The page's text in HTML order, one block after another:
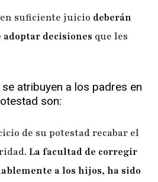
suficiente juicio deberán
adoptar decisiones que les
atribuyen a los padres en
son:
de su potestad recabar el
La facultad de corregir
a los hijos, ha sido